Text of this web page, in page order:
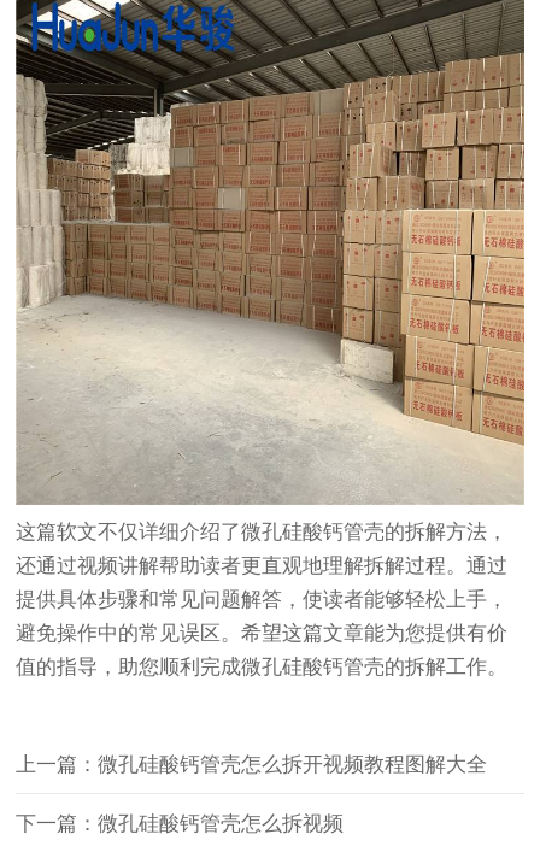
这篇软文不仅详细介绍了微孔硅酸钙管壳的拆解方法，
还通过视频讲解帮助读者更直观地理解拆解过程。通过
提供具体步骤和常见问题解答，使读者能够轻松上手，
避免操作中的常见误区。希望这篇文章能为您提供有价
值的指导，助您顺利完成微孔硅酸钙管壳的拆解工作。
上一篇：微孔硅酸钙管壳怎么拆开视频教程图解大全
下一篇：微孔硅酸钙管壳怎么拆视频